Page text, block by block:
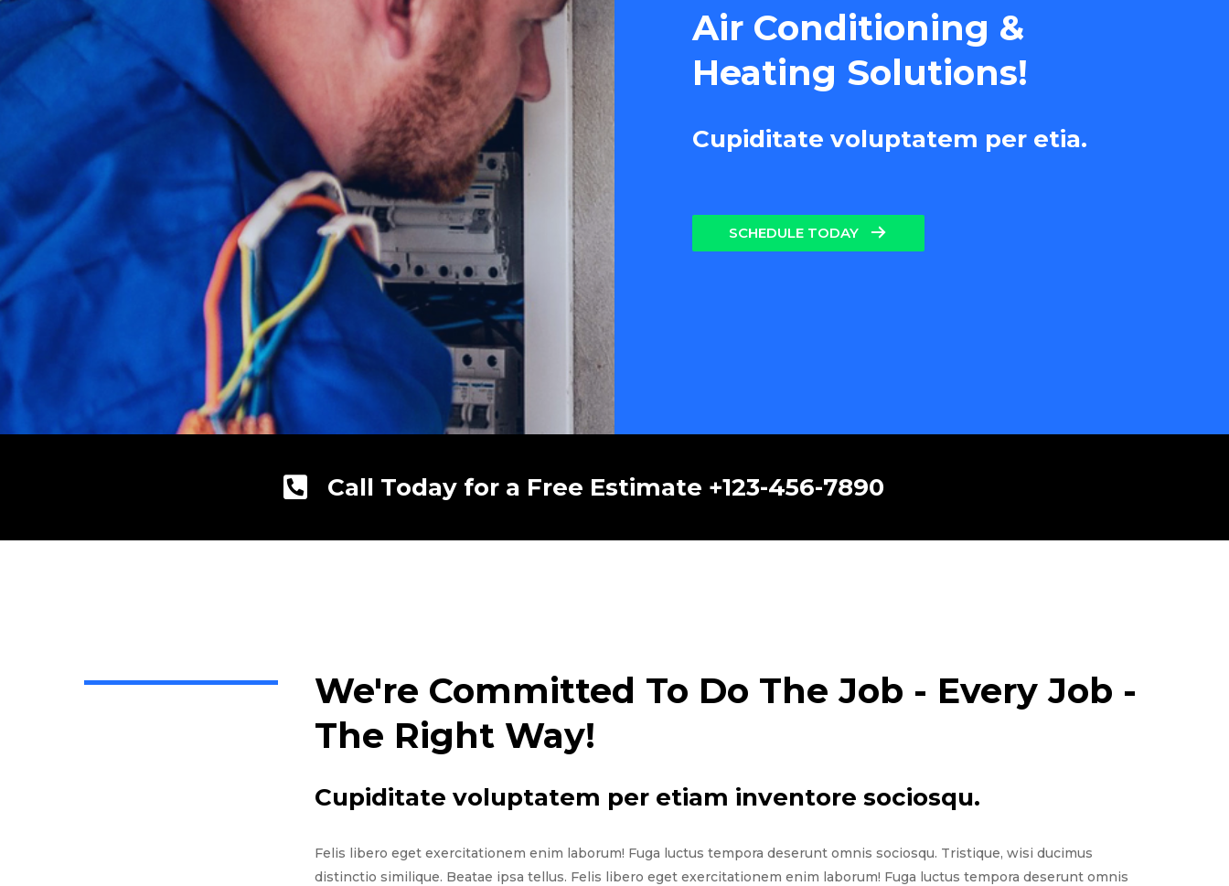
Air Conditioning &
Heating Solutions!
Cupiditate voluptatem per etia.
SCHEDULE TODAY
Call Today for a Free Estimate +123-456-7890
We're Committed To Do The Job - Every Job -
The Right Way!
Cupiditate voluptatem per etiam inventore sociosqu.
Felis libero eget exercitationem enim laborum! Fuga luctus tempora deserunt omnis sociosqu. Tristique, wisi ducimus
distinctio similique. Beatae ipsa tellus. Felis libero eget exercitationem enim laborum! Fuga luctus tempora deserunt omnis